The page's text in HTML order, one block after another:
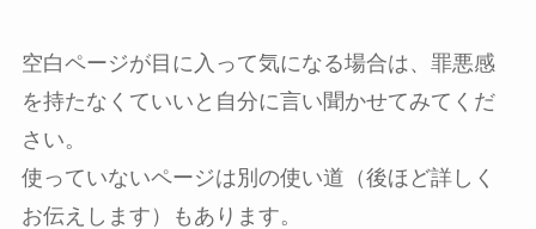
空白ページが目に入って気になる場合は、罪悪感
を持たなくていいと自分に言い聞かせてみてくだ
さい。
使っていないページは別の使い道（後ほど詳しく
お伝えします）もあります。